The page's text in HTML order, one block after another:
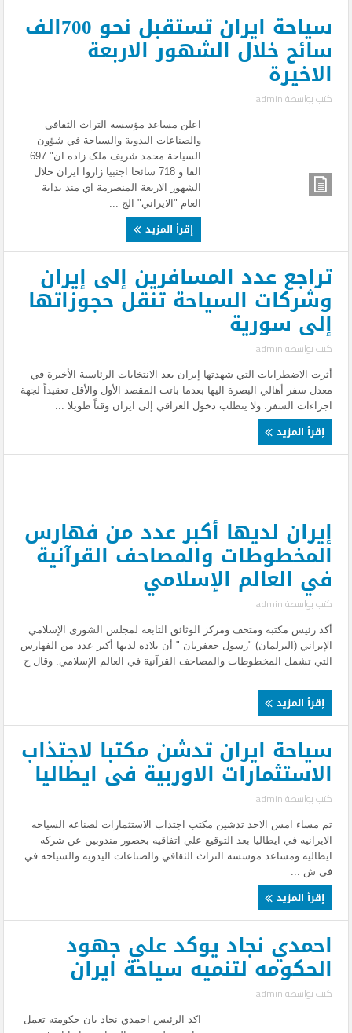
سياحة ايران تستقبل نحو 700الف
سائح خلال الشهور الاربعة
الاخيرة
كتب بواسطةadmin
|
اعلن مساعد مؤسسة التراث الثقافي
والصناعات اليدوية والسياحة في شؤون
السياحة محمد شريف ملک زاده ان" 697
الفا و 718 سائحا اجنبيا زاروا ايران خلال
الشهور الاربعة المنصرمة اي منذ بداية
العام "الايراني" الج ...
إقرأ المزيد
تراجع عدد المسافرين إلى إيران
وشركات السياحة تنقل حجوزاتها
إلى سورية
كتب بواسطةadmin
|
أثرت الاضطرابات التي شهدتها إيران بعد الانتخابات الرئاسية الأخيرة في
معدل سفر أهالي البصرة اليها بعدما باتت المقصد الأول والأقل تعقيداً لجهة
اجراءات السفر. ولا يتطلب دخول العراقي إلى ايران وقتاً طويلا ...
إقرأ المزيد
إيران لديها أكبر عدد من فهارس
المخطوطات والمصاحف القرآنية
في العالم الإسلامي
كتب بواسطةadmin
|
أكد رئيس مكتبة ومتحف ومركز الوثائق التابعة لمجلس الشورى الإسلامي
الإيراني (البرلمان) "رسول جعفريان " أن بلاده لديها أكبر عدد من الفهارس
التي تشمل المخطوطات والمصاحف القرآنية في العالم الإسلامي. وقال ج
إقرأ المزيد
سياحة ايران تدشن مكتبا لاجتذاب
الاستثمارات الاوربية فى ايطاليا
كتب بواسطةadmin
|
تم مساء امس الاحد تدشين مكتب اجتذاب الاستثمارات لصناعه السياحه
الايرانيه في ايطاليا بعد التوقيع علي اتفاقيه بحضور مندوبين عن شركه
ايطاليه ومساعد موسسه التراث الثقافي والصناعات اليدويه والسياحه في
في ش ...
إقرأ المزيد
احمدي نجاد يوكد علي جهود
الحكومه لتنميه سياحة ايران
كتب بواسطةadmin
|
اكد الرئيس احمدي نجاد بان حكومته تعمل